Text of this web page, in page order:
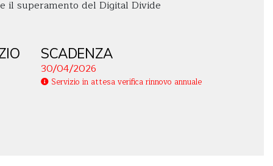
il superamento del Digital Divide
SCADENZA
30/04/2026
Servizio in attesa verifica rinnovo annuale